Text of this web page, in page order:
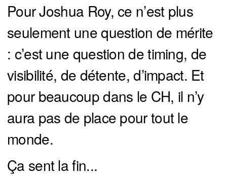
Pour Joshua Roy, ce n’est plus
seulement une question de mérite
: c’est une question de timing, de
visibilité, de détente, d’impact. Et
pour beaucoup dans le CH, il n’y
aura pas de place pour tout le
monde.
Ça sent la fin...